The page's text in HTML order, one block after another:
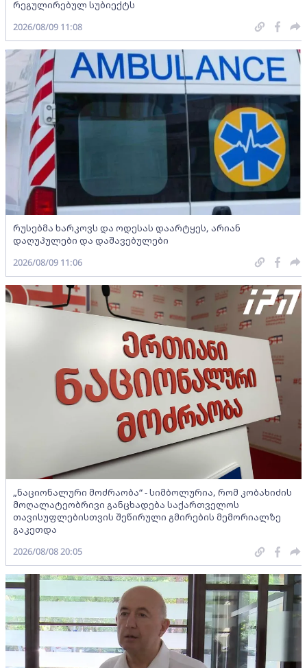
რეგულირებულ სუბიექტს
2026/08/09 11:08
რუსებმა ხარკოვს და ოდესას დაარტყეს, არიან
დაღუპულები და დაშავებულები
2026/08/09 11:06
„ნაციონალური მოძრაობა“ - სიმბოლურია, რომ კობახიძის
მოღალატეობრივი განცხადება საქართველოს
თავისუფლებისთვის შეწირული გმირების მემორიალზე
გაკეთდა
2026/08/08 20:05